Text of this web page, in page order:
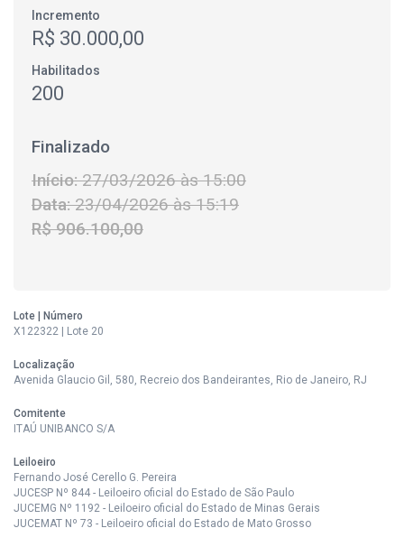
Incremento
R$ 30.000,00
Habilitados
200
Finalizado
Início:27/03/2026 às 15:00
Data:23/04/2026 às 15:19
R$ 906.100,00
Lote | Número
X122322 | Lote 20
Localização
Avenida Glaucio Gil, 580, Recreio dos Bandeirantes, Rio de Janeiro, RJ
Comitente
ITAÚ UNIBANCO S/A
Leiloeiro
Fernando José Cerello G. Pereira
JUCESP Nº 844 - Leiloeiro oficial do Estado de São Paulo
JUCEMG Nº 1192 - Leiloeiro oficial do Estado de Minas Gerais
JUCEMAT Nº 73 - Leiloeiro oficial do Estado de Mato Grosso